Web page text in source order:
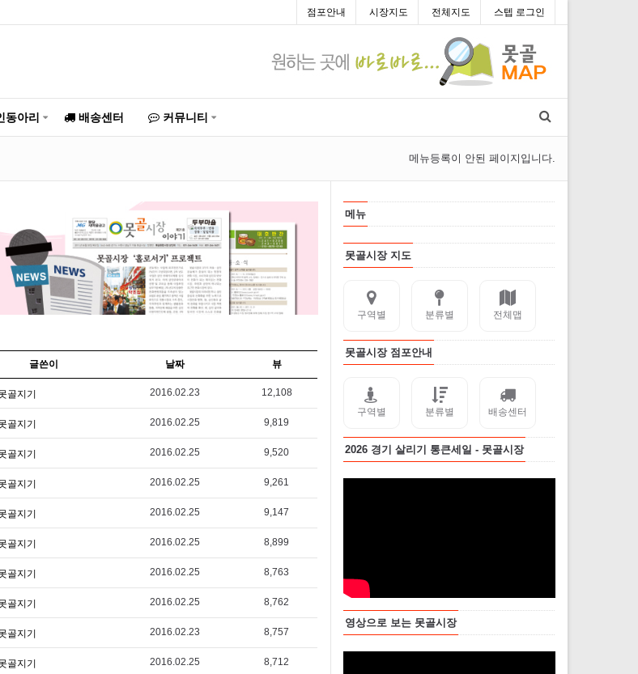
점포안내 시장지도 전체지도 스텝 로그인
동아리 배송센터 커뮤니티
메뉴등록이 안된 페이지입니다.
글쓴이 날짜 뷰
골지기 2016.02.23 12,108
골지기 2016.02.25 9,819
골지기 2016.02.25 9,520
골지기 2016.02.25 9,261
골지기 2016.02.25 9,147
골지기 2016.02.25 8,899
골지기 2016.02.25 8,763
골지기 2016.02.25 8,762
골지기 2016.02.23 8,757
골지기 2016.02.25 8,712
메뉴
못골시장 지도
구역별 분류별 전체맵
못골시장 점포안내
구역별 분류별 배송센터
2026 경기 살리기 통큰세일 - 못골시장
영상으로 보는 못골시장